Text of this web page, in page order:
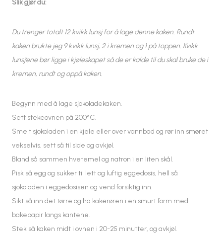
Slik gjør du:
Du trenger totalt 12 kvikk lunsj for å lage denne kaken. Rundt
kaken brukte jeg 9 kvikk lunsj, 2 i kremen og 1 på toppen. Kvikk
lunsj’ene bør ligge i kjøleskapet så de er kalde til du skal bruke de i
kremen, rundt og oppå kaken.
Begynn med å lage sjokoladekaken.
Sett stekeovnen på 200°C.
Smelt sjokoladen i en kjele eller over vannbad og rør inn smøret
vekselvis, sett så til side og avkjøl.
Bland så sammen hvetemel og natron i en liten skål.
Pisk så egg og sukker til lett og luftig eggedosis, hell så
sjokoladen i eggedosisen og vend forsiktig inn.
Sikt så inn det tørre og ha kakerøren i en smurt form med
bakepapir langs kantene.
Stek så kaken midt i ovnen i 20-25 minutter, og avkjøl.